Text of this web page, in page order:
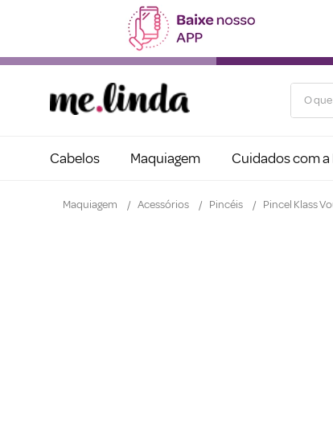
O que
Cabelos Maquiagem Cuidados com a
Maquiagem Acessórios Pincéis Pincel Klass